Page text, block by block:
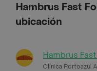
Hambrus Fast
ubicación
Hambrus
Clínica Portoazul